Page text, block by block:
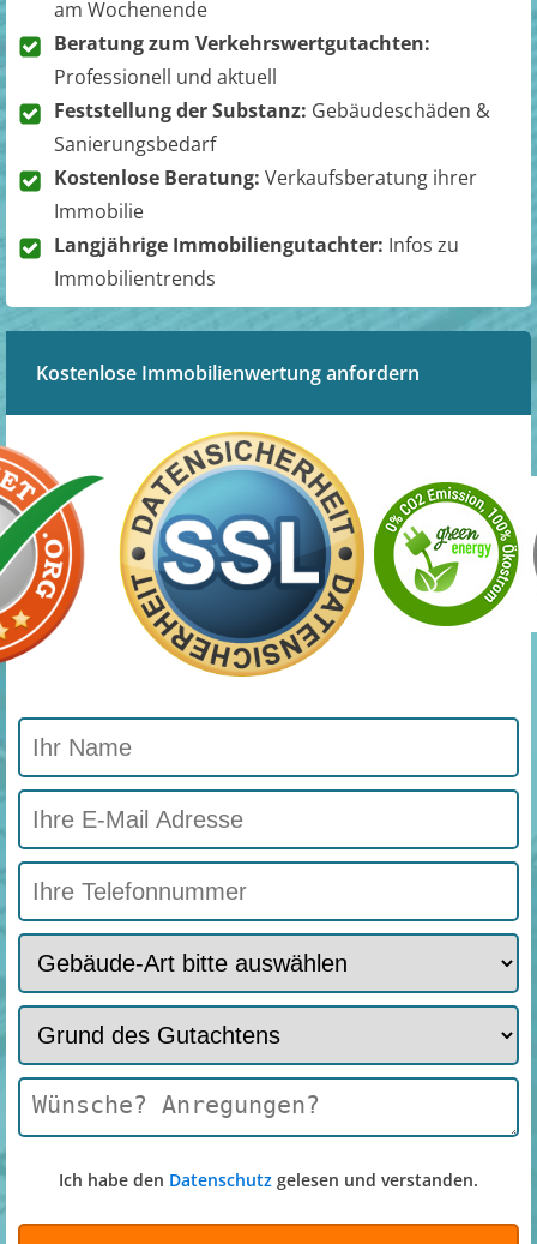
am Wochenende
Beratung zum Verkehrswertgutachten:
Professionell und aktuell
Feststellung der Substanz: Gebäudeschäden &
Sanierungsbedarf
Kostenlose Beratung: Verkaufsberatung ihrer
Immobilie
Langjährige Immobiliengutachter: Infos zu
Immobilientrends
Kostenlose Immobilienwertung anfordern
Ich habe den Datenschutz gelesen und verstanden.